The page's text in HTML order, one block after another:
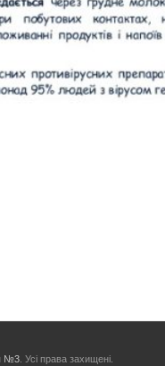
№3 . Усі права захищені.